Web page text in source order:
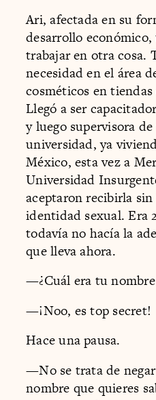
Ari, afectada en su
desarrollo
trabajar en otra cosa.
necesidad en el área
cosméticos en
Llegó a ser
y luego supervisora
universidad, ya
México, esta vez a
Universidad
aceptaron recibirla
identidad sexual. Era
todavía no hacía la
que lleva ahora.
—¿Cuál era tu
—¡Noo, es top secret!
Hace una pausa.
—No se trata de
nombre que quieres